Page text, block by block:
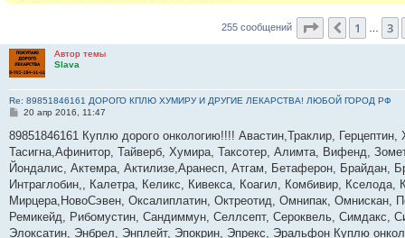
255 сообщений Страница
Пред.
1 3
Автор темы
Slava
Re: 89851846161 ДОРОГО КПЛЮ ХУМИРУ И ДРУГИЕ ЛЕКАРСТВА! ЛЮБОЙ ГОРОД РФ
С
о
щ
е
и
е
20 апр 2016, 11:47
89851846161 Куплю дорого онкологию!!!! Авастин,Траклир,
Тасигна,Афинитор, Тайверб, Хумира, Таксотер, Алимта, Вифенд,
Йондалис, Актемра, Актилизе,Аранесп, Атгам, Бетаферон, Брайдан,
Интраглобин,, Калетра, Келикс, Кивекса, Коагил, Комбивир,
Мирцера,НовоСэвен, Оксалиплатин, Октреотид, Омнипак, Омнискан,
Ремикейд, Рибомустин, Сандиммун, Селлсепт, Сероквель, Симдакс,
Элоксатин, Энбрел, Энплейт, Эпокрин, Эпрекс, Эральфон Куплю